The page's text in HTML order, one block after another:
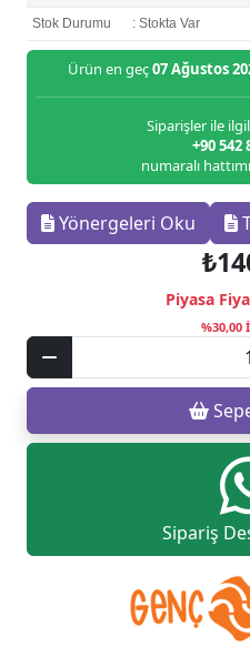
Stok Durumu : Stokta Var
Ürün en geç07 Ağustos
Siparişler ile
+90 542
numaralı
Yönergeleri Oku
Piyasa
Sipariş